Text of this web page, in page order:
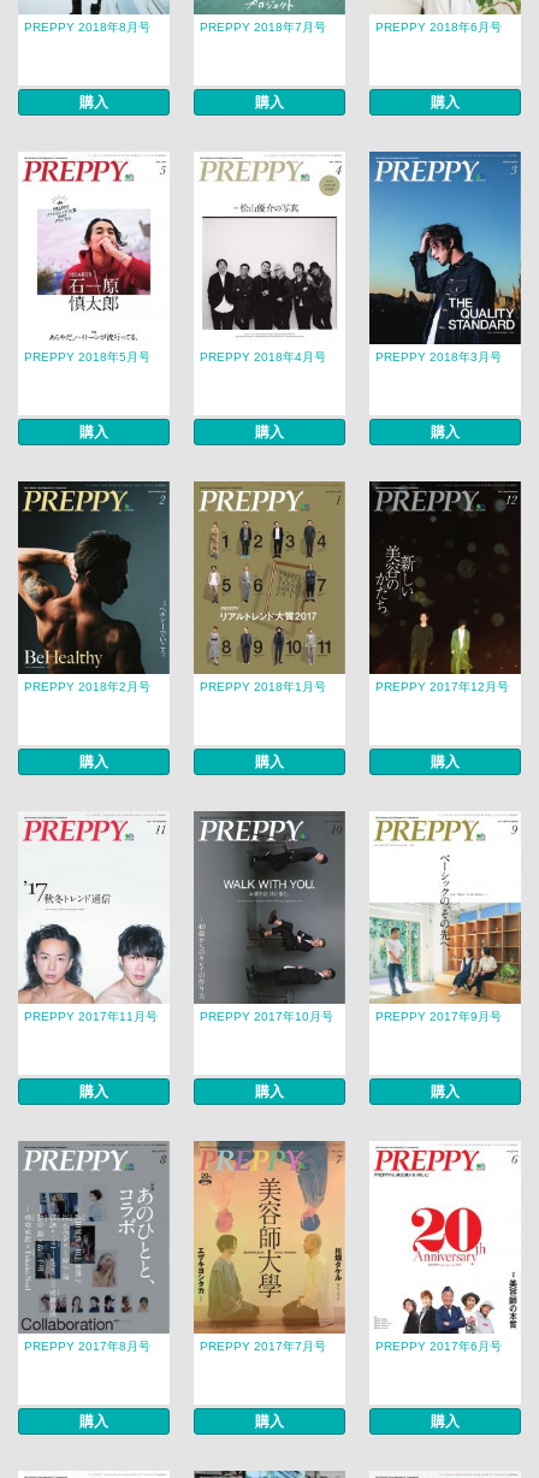
PREPPY 2018年8月号
購入
PREPPY 2018年7月号
購入
PREPPY 2018年6月号
購入
PREPPY 2018年5月号
購入
PREPPY 2018年4月号
購入
PREPPY 2018年3月号
購入
PREPPY 2018年2月号
購入
PREPPY 2018年1月号
購入
PREPPY 2017年12月号
購入
PREPPY 2017年11月号
購入
PREPPY 2017年10月号
購入
PREPPY 2017年9月号
購入
PREPPY 2017年8月号
購入
PREPPY 2017年7月号
購入
PREPPY 2017年6月号
購入